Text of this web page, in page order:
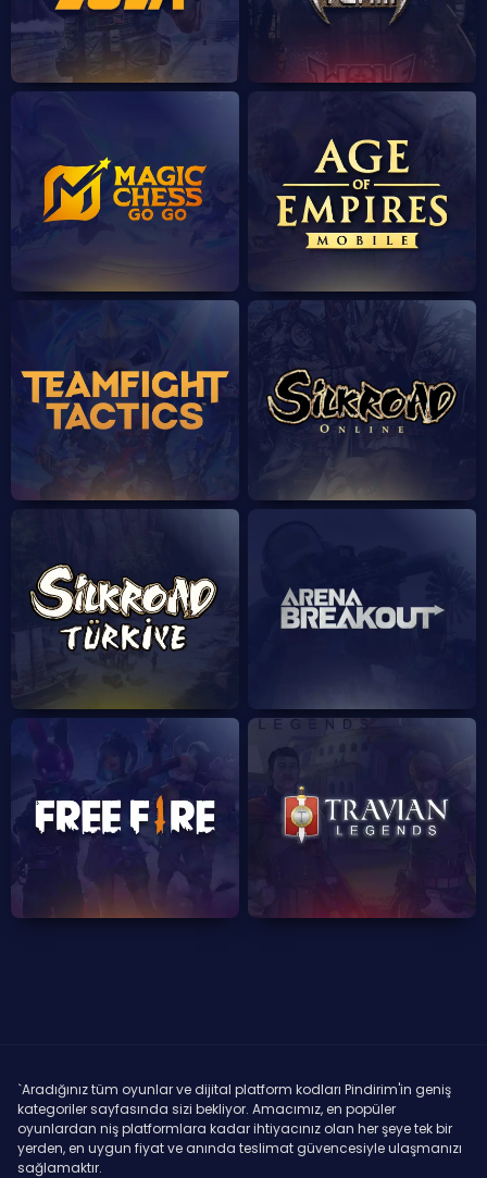
`Aradığınız tüm oyunlar ve dijital platform kodları Pindirim'in geniş
kategoriler sayfasında sizi bekliyor. Amacımız, en popüler
oyunlardan niş platformlara kadar ihtiyacınız olan her şeye tek bir
yerden, en uygun fiyat ve anında teslimat güvencesiyle ulaşmanızı
sağlamaktır.